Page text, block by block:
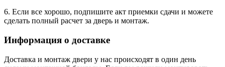
6. Если все хорошо, подпишите акт приемки сдачи и можете
сделать полный расчет за дверь и монтаж.
Информация о доставке
Доставка и монтаж двери у нас происходят в один день